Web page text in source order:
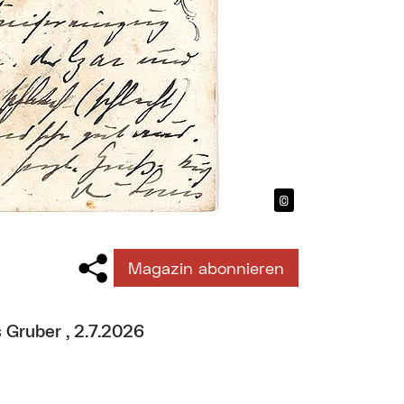
©
Magazin abonnieren
Gruber , 2.7.2026